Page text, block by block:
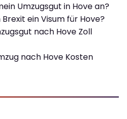
Umzugsgut in Hove an?
ein Visum für Hove?
nach Hove Zoll
nach Hove Kosten